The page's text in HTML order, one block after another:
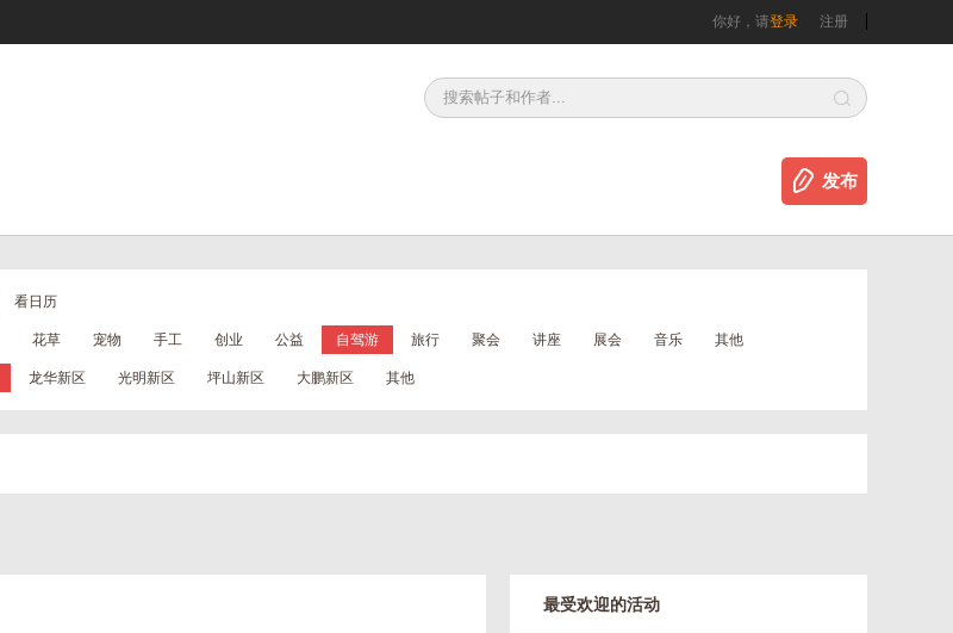
你好，请登录 注册
发布
看日历
花草 宠物 手工 创业 公益 自驾游 旅行 聚会 讲座 展会 音乐 其他
龙华新区 光明新区 坪山新区 大鹏新区 其他
最受欢迎的活动